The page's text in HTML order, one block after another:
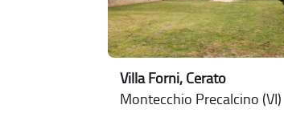
Villa Forni, Cerato
Montecchio Precalcino (VI)